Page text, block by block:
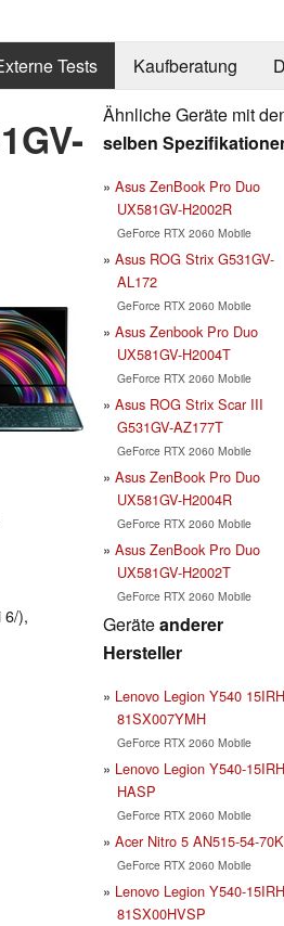
Tests Kaufberatung
6/),
Ähnliche Geräte mit
selben
Asus ZenBook Pro Duo
UX581GV-H2002R
GeForce RTX 2060 Mobile
Asus ROG Strix G531GV-
AL172
GeForce RTX 2060 Mobile
Asus Zenbook Pro Duo
UX581GV-H2004T
GeForce RTX 2060 Mobile
Asus ROG Strix Scar III
G531GV-AZ177T
GeForce RTX 2060 Mobile
Asus ZenBook Pro Duo
UX581GV-H2004R
GeForce RTX 2060 Mobile
Asus ZenBook Pro Duo
UX581GV-H2002T
GeForce RTX 2060 Mobile
Geräteanderer
Hersteller
Lenovo Legion Y540
81SX007YMH
GeForce RTX 2060 Mobile
Lenovo Legion Y540-
HASP
GeForce RTX 2060 Mobile
Acer Nitro 5 AN515-54-
GeForce RTX 2060 Mobile
Lenovo Legion Y540-
81SX00HVSP